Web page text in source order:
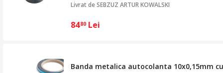
Livrat deSEBZUZ ARTUR KOWALSKI
8480 Lei
Banda metalica autocolanta 10x0,15mm cu